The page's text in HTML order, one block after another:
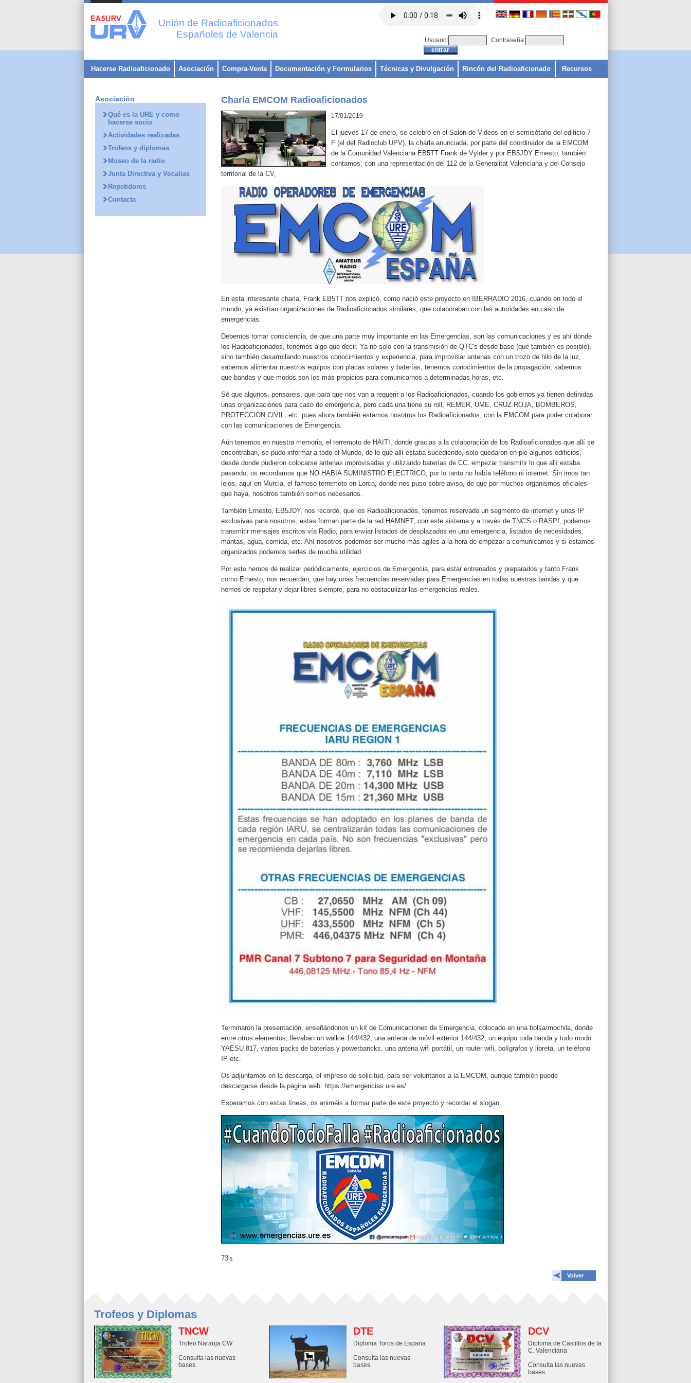
Unión de Radioaficionados
Españoles de Valencia
Usuario: Contraseña:
Hacerse Radioaficionado Asociación Compra-Venta Documentación y Formularios Técnicas y Divulgación Rincón del Radioaficionado Recursos
Charla EMCOM Radioaficionados
17/01/2019
El jueves 17 de enero, se celebró en el Salón de Videos en el semisótano del edificio 7-
F (el del Radioclub UPV), la charla anunciada, por parte del coordinador de la EMCOM
de la Comunidad Valenciana EB5TT Frank de Vylder y por EB5JDY Ernesto, también
contamos, con una representación del 112 de la Generalitat Valenciana y del Consejo
territorial de la CV,
En esta interesante charla, Frank EB5TT nos explicó, como nació este proyecto en IBERRADIO 2016, cuando en todo el
mundo, ya existían organizaciones de Radioaficionados similares, que colaboraban con las autoridades en caso de
emergencias.
Debemos tomar consciencia, de que una parte muy importante en las Emergencias, son las comunicaciones y es ahí donde
los Radioaficionados, tenemos algo que decir. Ya no solo con la transmisión de QTC's desde base (que también es posible),
sino también desarrollando nuestros conocimientos y experiencia, para improvisar antenas con un trozo de hilo de la luz,
sabemos alimentar nuestros equipos con placas solares y baterías, tenemos conocimientos de la propagación, sabemos
que bandas y que modos son los más propicios para comunicarnos a determinadas horas, etc.
Sé que algunos, pensareis, que para que nos van a requerir a los Radioaficionados, cuando los gobiernos ya tienen definidas
unas organizaciones para caso de emergencia, pero cada una tiene su roll, REMER, UME, CRUZ ROJA, BOMBEROS,
PROTECCION CIVIL, etc. pues ahora también estamos nosotros los Radioaficionados, con la EMCOM para poder colaborar
con las comunicaciones de Emergencia.
Aún tenemos en nuestra memoria, el terremoto de HAITI, donde gracias a la colaboración de los Radioaficionados que allí se
encontraban, se pudo informar a todo el Mundo, de lo que allí estaba sucediendo, solo quedaron en pie algunos edificios,
desde donde pudieron colocarse antenas improvisadas y utilizando baterías de CC, empezar transmitir lo que allí estaba
pasando, os recordamos que NO HABIA SUMINISTRO ELECTRICO, por lo tanto no había teléfono ni internet. Sin irnos tan
lejos, aquí en Murcia, el famoso terremoto en Lorca, donde nos puso sobre aviso, de que por muchos organismos oficiales
que haya, nosotros también somos necesarios.
También Ernesto, EB5JDY, nos recordó, que los Radioaficionados, tenemos reservado un segmento de internet y unas IP
exclusivas para nosotros, estas forman parte de la red HAMNET, con este sistema y a través de TNC'S o RASPI, podemos
transmitir mensajes escritos vía Radio, para enviar listados de desplazados en una emergencia, listados de necesidades,
mantas, agua, comida, etc. Ahí nosotros podemos ser mucho más agiles a la hora de empezar a comunicarnos y si estamos
organizados podemos serles de mucha utilidad.
Por esto hemos de realizar periódicamente, ejercicios de Emergencia, para estar entrenados y preparados y tanto Frank
como Ernesto, nos recuerdan, que hay unas frecuencias reservadas para Emergencias en todas nuestras bandas y que
hemos de respetar y dejar libres siempre, para no obstaculizar las emergencias reales.
Terminaron la presentación, enseñándonos un kit de Comunicaciones de Emergencia, colocado en una bolsa/mochila, donde
entre otros elementos, llevaban un walkie 144/432, una antena de móvil exterior 144/432, un equipo toda banda y todo modo
YAESU 817, varios packs de baterías y powerbancks, una antena wifi portátil, un router wifi, bolígrafos y libreta, un teléfono
IP etc.
Os adjuntamos en la descarga, el impreso de solicitud, para ser voluntarios a la EMCOM, aunque también puede
descargarse desde la página web: https://emergencias.ure.es/
Esperamos con estas líneas, os animéis a formar parte de este proyecto y recordar el slogan.
73's
Volver
Asociación
Qué es la URE y como
hacerse socio
Actividades realizadas
Trofeos y diplomas
Museo de la radio
Junta Directiva y Vocalias
Repetidores
Contacta
Trofeos y Diplomas
TNCW
Trofeo Naranja CW
Consulta las nuevas
bases.
DTE
Diploma Toros de Espana
Consulta las nuevas
bases.
DCV
Diploma de Castillos de la
C. Valenciana
Consulta las nuevas
bases.